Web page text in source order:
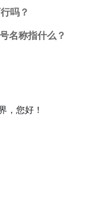
吗？
名称指什么？
，您好！